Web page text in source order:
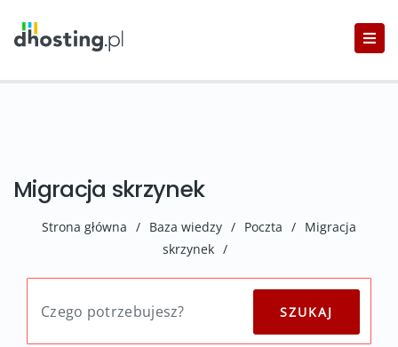
Migracja skrzynek
Strona główna / Baza wiedzy / Poczta / Migracja
skrzynek /